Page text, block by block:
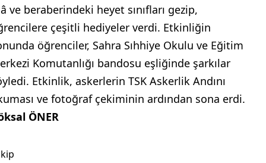
ve beraberindeki heyet sınıfları gezip,
çeşitli hediyeler verdi. Etkinliğin
öğrenciler, Sahra Sıhhiye Okulu ve Eğitim
Komutanlığı bandosu eşliğinde şarkılar
Etkinlik, askerlerin TSK Askerlik Andını
ve fotoğraf çekiminin ardından sona erdi.
ÖNER